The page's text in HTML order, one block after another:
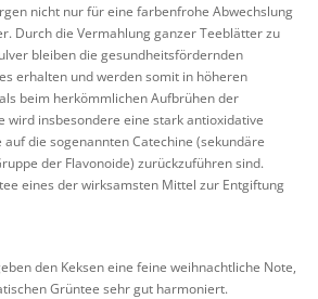
nicht nur für eine farbenfrohe Abwechslung
Durch die Vermahlung ganzer Teeblätter zu
bleiben die gesundheitsfördernden
erhalten und werden somit in höheren
beim herkömmlichen Aufbrühen der
wird insbesondere eine stark antioxidative
die sogenannten Catechine (sekundäre
der Flavonoide) zurückzuführen sind.
eines der wirksamsten Mittel zur Entgiftung
den Keksen eine feine weihnachtliche Note,
Grüntee sehr gut harmoniert.